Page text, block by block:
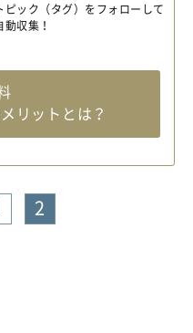
ピック（タグ）をフォローして
動収集！
リットとは？
2